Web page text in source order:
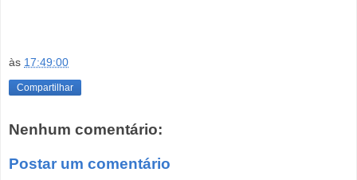
às 17:49:00
Compartilhar
Nenhum comentário:
Postar um comentário